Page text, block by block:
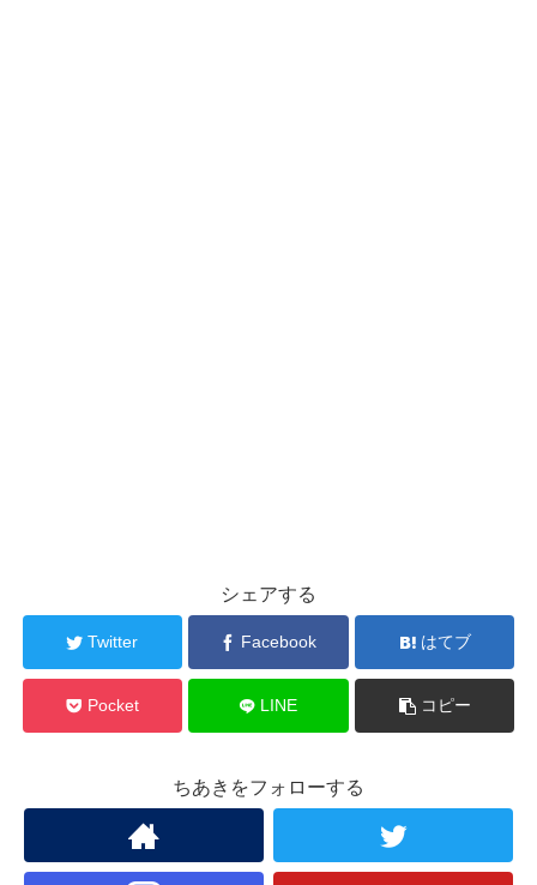
シェアする
Twitter Facebook はてブ
Pocket LINE コピー
ちあきをフォローする